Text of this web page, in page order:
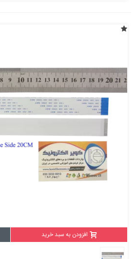
افزودن به سبد خرید